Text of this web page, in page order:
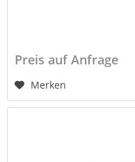
Preis auf Anfrage
Merken